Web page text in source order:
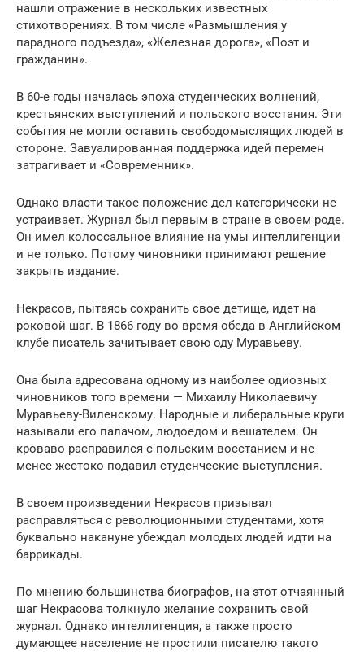
нашли отражение в нескольких известных
стихотворениях. В том числе «Размышления у
парадного подъезда», «Железная дорога», «Поэт и
гражданин».
В 60-е годы началась эпоха студенческих волнений,
крестьянских выступлений и польского восстания. Эти
события не могли оставить свободомыслящих людей в
стороне. Завуалированная поддержка идей перемен
затрагивает и «Современник».
Однако власти такое положение дел категорически не
устраивает. Журнал был первым в стране в своем роде.
Он имел колоссальное влияние на умы интеллигенции
и не только. Потому чиновники принимают решение
закрыть издание.
Некрасов, пытаясь сохранить свое детище, идет на
роковой шаг. В 1866 году во время обеда в Английском
клубе писатель зачитывает свою оду Муравьеву.
Она была адресована одному из наиболее одиозных
чиновников того времени — Михаилу Николаевичу
Муравьеву-Виленскому. Народные и либеральные круги
называли его палачом, людоедом и вешателем. Он
кроваво расправился с польским восстанием и не
менее жестоко подавил студенческие выступления.
В своем произведении Некрасов призывал
расправляться с революционными студентами, хотя
буквально накануне убеждал молодых людей идти на
баррикады.
По мнению большинства биографов, на этот отчаянный
шаг Некрасова толкнуло желание сохранить свой
журнал. Однако интеллигенция, а также просто
думающее население не простили писателю такого